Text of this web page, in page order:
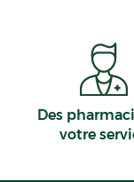
Des
votre